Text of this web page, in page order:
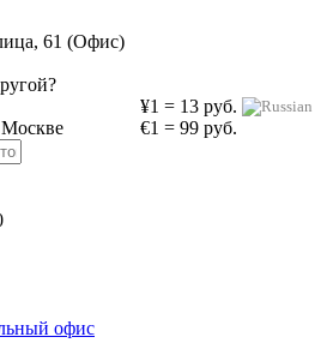
61 (Офис)
¥1 = 13 руб.
€1 = 99 руб.
Москве
офис